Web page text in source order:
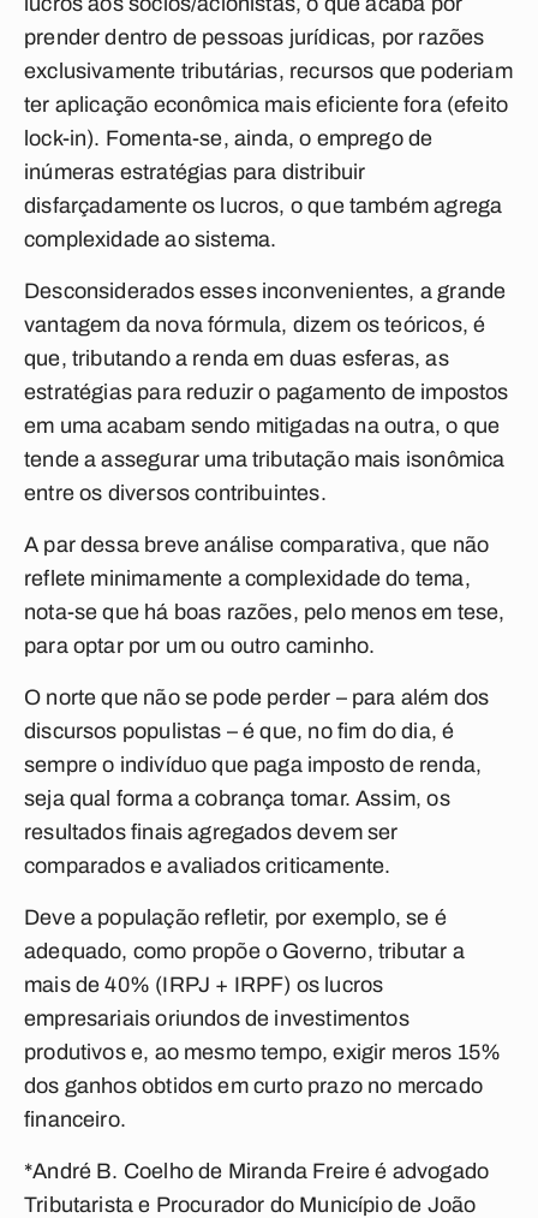
prender dentro de pessoas jurídicas, por razões
exclusivamente tributárias, recursos que poderiam
ter aplicação econômica mais eficiente fora (efeito
lock-in). Fomenta-se, ainda, o emprego de
inúmeras estratégias para distribuir
disfarçadamente os lucros, o que também agrega
complexidade ao sistema.
Desconsiderados esses inconvenientes, a grande
vantagem da nova fórmula, dizem os teóricos, é
que, tributando a renda em duas esferas, as
estratégias para reduzir o pagamento de impostos
em uma acabam sendo mitigadas na outra, o que
tende a assegurar uma tributação mais isonômica
entre os diversos contribuintes.
A par dessa breve análise comparativa, que não
reflete minimamente a complexidade do tema,
nota-se que há boas razões, pelo menos em tese,
para optar por um ou outro caminho.
O norte que não se pode perder – para além dos
discursos populistas – é que, no fim do dia, é
sempre o indivíduo que paga imposto de renda,
seja qual forma a cobrança tomar. Assim, os
resultados finais agregados devem ser
comparados e avaliados criticamente.
Deve a população refletir, por exemplo, se é
adequado, como propõe o Governo, tributar a
mais de 40% (IRPJ + IRPF) os lucros
empresariais oriundos de investimentos
produtivos e, ao mesmo tempo, exigir meros 15%
dos ganhos obtidos em curto prazo no mercado
financeiro.
*André B. Coelho de Miranda Freire é advogado
Tributarista e Procurador do Município de João